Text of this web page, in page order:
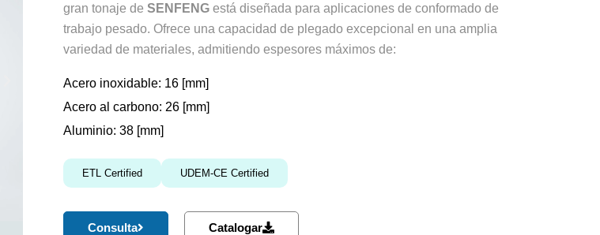
gran tonaje de SENFENGestá diseñada para aplicaciones de conformado de
trabajo pesado. Ofrece una capacidad de plegado excepcional en una amplia
variedad de materiales, admitiendo espesores máximos de:
Acero inoxidable: 16 [mm]
Acero al carbono: 26 [mm]
Aluminio: 38 [mm]
ETL Certified UDEM-CE Certified
Consulta Catalogar